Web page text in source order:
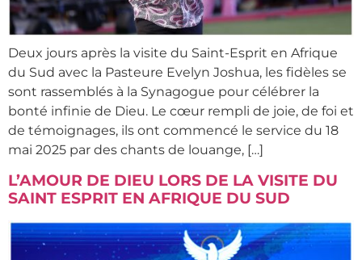
Deux jours après la visite du Saint-Esprit en Afrique
du Sud avec la Pasteure Evelyn Joshua, les fidèles se
sont rassemblés à la Synagogue pour célébrer la
bonté infinie de Dieu. Le cœur rempli de joie, de foi et
de témoignages, ils ont commencé le service du 18
mai 2025 par des chants de louange, […]
L’AMOUR DE DIEU LORS DE LA VISITE DU
SAINT ESPRIT EN AFRIQUE DU SUD